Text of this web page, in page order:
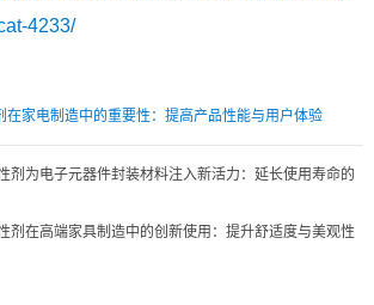
4233/
在家电制造中的重要性：提高产品性能与用户体验
剂为电子元器件封装材料注入新活力：延长使用寿命的
剂在高端家具制造中的创新使用：提升舒适度与美观性